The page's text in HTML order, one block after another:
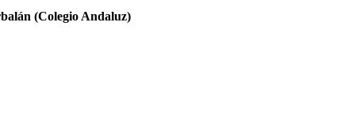
(Colegio Andaluz)